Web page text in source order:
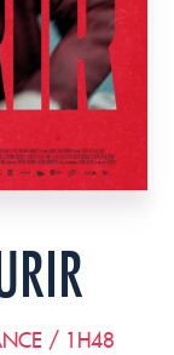
/ 1H48